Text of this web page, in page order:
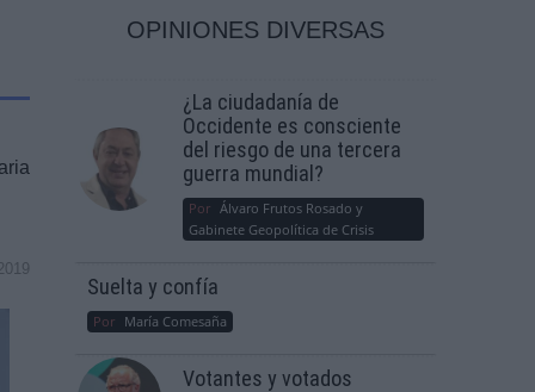
OPINIONES DIVERSAS
¿La ciudadanía de
Occidente es consciente
del riesgo de una tercera
guerra mundial?
Por Álvaro Frutos Rosado y
Gabinete Geopolítica de Crisis
Suelta y confía
Por María Comesaña
Votantes y votados